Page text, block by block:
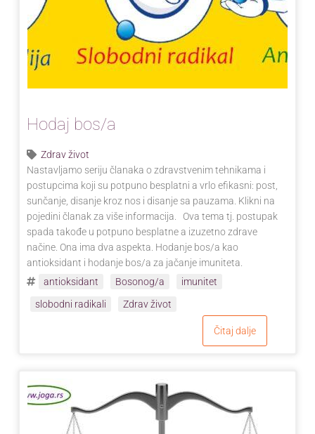
Hodaj bos/a
Zdrav život
Nastavljamo seriju članaka o zdravstvenim tehnikama i
postupcima koji su potpuno besplatni a vrlo efikasni: post,
sunčanje, disanje kroz nos i disanje sa pauzama. Klikni na
pojedini članak za više informacija. Ova tema tj. postupak
spada takođe u potpuno besplatne a izuzetno zdrave
načine. Ona ima dva aspekta. Hodanje bos/a kao
antioksidant i hodanje bos/a za jačanje imuniteta.
antioksidant
Bosonog/a
imunitet
slobodni radikali
Zdrav život
Čitaj dalje